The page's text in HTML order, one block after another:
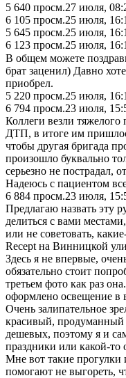
5 640 просм.27 июля,
6 105 просм.25 июля,
5 645 просм.25 июля,
6 123 просм.25 июля,
В общем можете
брат заценил) Давно
приобрел.
5 220 просм.25 июля,
6 794 просм.23 июля,
Коллеги везли
ДТП, в итоге им
чтобы другая бригада
произошло буквально
серьезно не пострадал,
Надеюсь с пациентом
6 884 просм.23 июля,
Предлагаю назвать эту
делиться с вами
или не советовать,
Recept на Винницкой
Здесь я не впервые,
обязательно стоит
третьем фото как раз
оформлено освещение в
Очень залипательное
красивый, продуманный
дешевых, поэтому я и
праздники или какой-
Мне вот такие прогулки
помогают не выгореть,